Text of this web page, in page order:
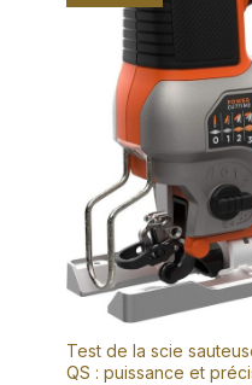
Test de la scie
QS : puissance et